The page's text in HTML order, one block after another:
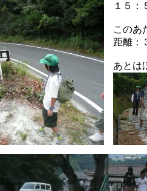
１５
このあ
距離
あとは